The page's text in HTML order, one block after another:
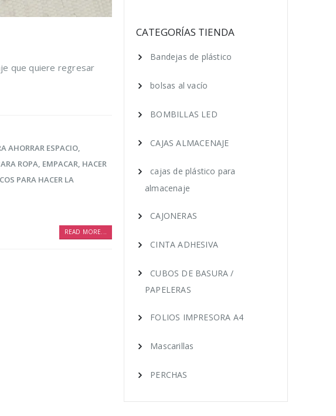
que quiere regresar
AHORRAR ESPACIO,
ROPA, EMPACAR, HACER
PARA HACER LA
READ MORE...
Ser más ecológica, 7
CATEGORÍAS TIENDA
Bandejas de plástico
bolsas al vacío
BOMBILLAS LED
CAJAS ALMACENAJE
cajas de plástico para
almacenaje
CAJONERAS
CINTA ADHESIVA
CUBOS DE BASURA /
PAPELERAS
FOLIOS IMPRESORA A4
Mascarillas
PERCHAS